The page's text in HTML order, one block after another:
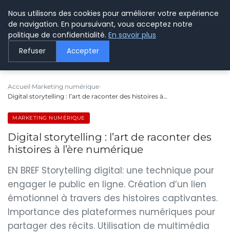
LE WEBMARKETING
Accueil Marketing numérique
Digital storytelling : l’art de raconter des histoires à…
MARKETING NUMÉRIQUE
Digital storytelling : l’art de raconter des
histoires à l’ère numérique
EN BREF Storytelling digital: une technique pour
engager le public en ligne. Création d’un lien
émotionnel à travers des histoires captivantes.
Importance des plateformes numériques pour
partager des récits. Utilisation de multimédia
Nous utilisons des cookies pour améliorer votre expérience
de navigation. En poursuivant, vous acceptez notre
politique de confidentialité. En savoir plus
Refuser Accepter